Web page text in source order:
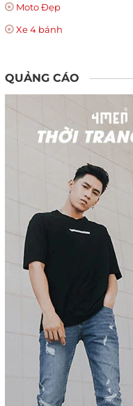
Moto Đẹp
Xe 4 bánh
QUẢNG CÁO